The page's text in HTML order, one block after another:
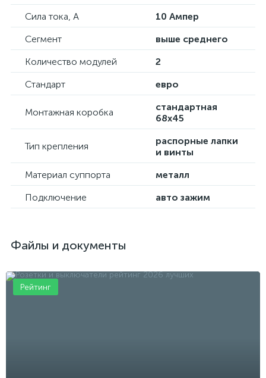
Сила тока, А
10 Ампер
Сегмент
выше среднего
Количество модулей
2
Стандарт
евро
Монтажная коробка
стандартная
68х45
Тип крепления
распорные лапки
и винты
Материал суппорта
металл
Подключение
авто зажим
Файлы и документы
Рейтинг